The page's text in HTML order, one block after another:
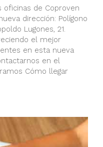
oficinas de Coproven
dirección: Polígono
Lugones, 21.
el mejor
en esta nueva
en el
Cómo llegar